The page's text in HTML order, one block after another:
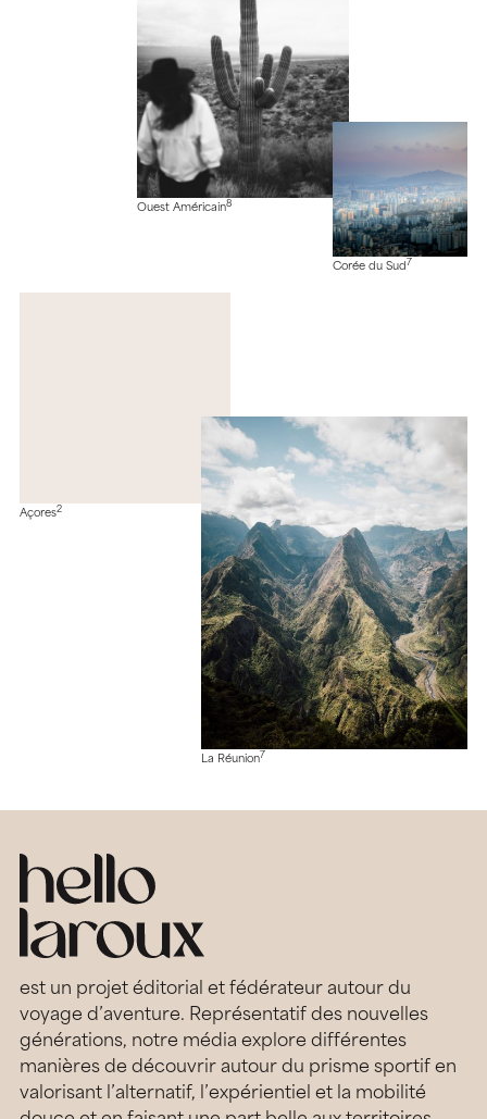
Ouest Américain8
Corée du Sud 7
Açores2
La Réunion7
est un projet éditorial et fédérateur autour du
voyage d’aventure. Représentatif des nouvelles
générations, notre média explore différentes
manières de découvrir autour du prisme sportif en
valorisant l’alternatif, l’expérientiel et la mobilité